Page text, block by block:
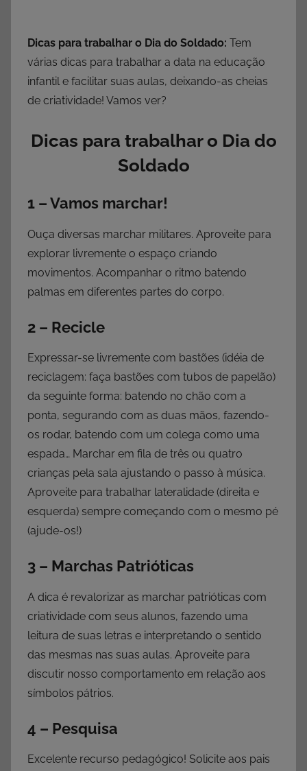
Dicas para trabalhar o Dia do Soldado: Tem
várias dicas para trabalhar a data na educação
infantil e facilitar suas aulas, deixando-as cheias
de criatividade! Vamos ver?
Dicas para trabalhar o Dia do
Soldado
1 – Vamos marchar!
Ouça diversas marchar militares. Aproveite para
explorar livremente o espaço criando
movimentos. Acompanhar o ritmo batendo
palmas em diferentes partes do corpo.
2 – Recicle
Expressar-se livremente com bastões (idéia de
reciclagem: faça bastões com tubos de papelão)
da seguinte forma: batendo no chão com a
ponta, segurando com as duas mãos, fazendo-
os rodar, batendo com um colega como uma
espada… Marchar em fila de três ou quatro
crianças pela sala ajustando o passo à música.
Aproveite para trabalhar lateralidade (direita e
esquerda) sempre começando com o mesmo pé
(ajude-os!)
3 – Marchas Patrióticas
A dica é revalorizar as marchar patrióticas com
criatividade com seus alunos, fazendo uma
leitura de suas letras e interpretando o sentido
das mesmas nas suas aulas. Aproveite para
discutir nosso comportamento em relação aos
símbolos pátrios.
4 – Pesquisa
Excelente recurso pedagógico! Solicite aos pais